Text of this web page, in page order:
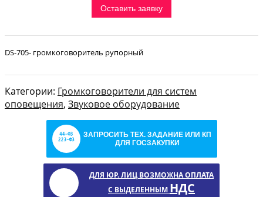
Оставить заявку
DS-705- громкоговоритель рупорный
Категории: Громкоговорители для систем
оповещения, Звуковое оборудование
ЗАПРОСИТЬ ТЕХ. ЗАДАНИЕ ИЛИ КП
ДЛЯ ГОСЗАКУПКИ
ДЛЯ ЮР. ЛИЦ ВОЗМОЖНА ОПЛАТА
С ВЫДЕЛЕННЫМ НДС